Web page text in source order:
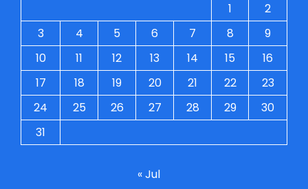
1
2
3
4 5 6 7 8
9
10
11 12 13 14 15
16
17
18 19 20 21 22
23
24
25 26 27 28 29
30
31
« Jul